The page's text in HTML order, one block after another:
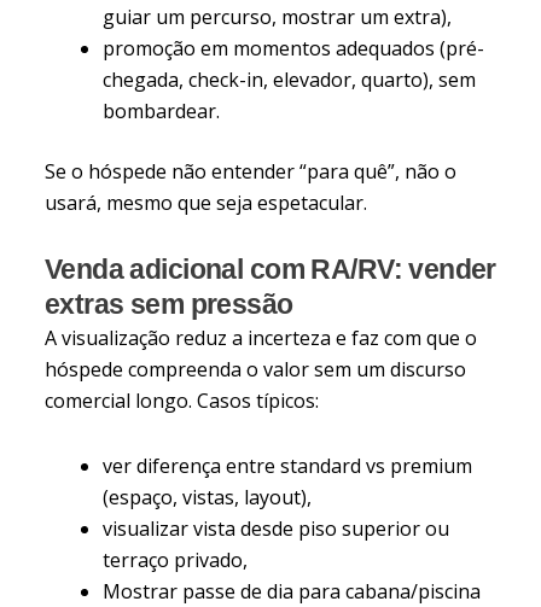
guiar um percurso, mostrar um extra),
promoção em momentos adequados (pré-
chegada, check-in, elevador, quarto), sem
bombardear.
Se o hóspede não entender “para quê”, não o
usará, mesmo que seja espetacular.
Venda adicional com RA/RV: vender
extras sem pressão
A visualização reduz a incerteza e faz com que o
hóspede compreenda o valor sem um discurso
comercial longo. Casos típicos:
ver diferença entre standard vs premium
(espaço, vistas, layout),
visualizar vista desde piso superior ou
terraço privado,
Mostrar passe de dia para cabana/piscina